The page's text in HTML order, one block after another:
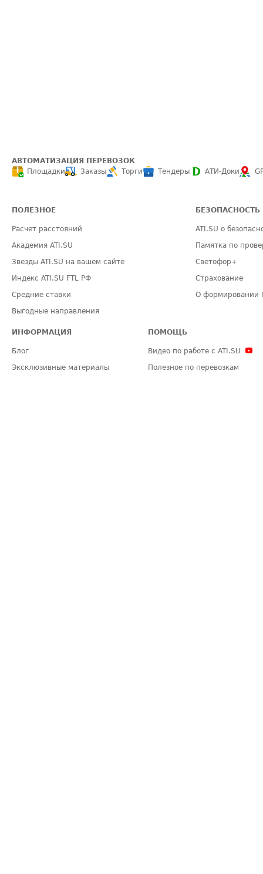
АВТОМАТИЗАЦИЯ ПЕРЕВОЗОК
Площадки
Заказы Торги Тендеры АТИ-Доки
ПОЛЕЗНОЕ
Расчет расстояний
Академия ATI.SU
Звезды ATI.SU на вашем сайте
Индекс ATI.SU FTL РФ
Средние ставки
Выгодные направления
БЕЗОПАСНОСТЬ
ATI.SU о
Памятка по
Светофор+
Страхование
О формировании
ИНФОРМАЦИЯ
Блог
Эксклюзивные материалы
ПОМОЩЬ
Видео по работе с ATI.SU
Полезное по перевозкам